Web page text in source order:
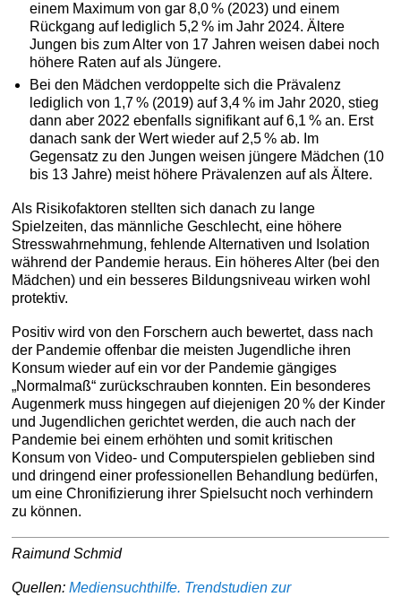
einem Maximum von gar 8,0 % (2023) und einem
Rückgang auf lediglich 5,2 % im Jahr 2024. Ältere
Jungen bis zum Alter von 17 Jahren weisen dabei noch
höhere Raten auf als Jüngere.
Bei den Mädchen verdoppelte sich die Prävalenz
lediglich von 1,7 % (2019) auf 3,4 % im Jahr 2020, stieg
dann aber 2022 ebenfalls signifikant auf 6,1 % an. Erst
danach sank der Wert wieder auf 2,5 % ab. Im
Gegensatz zu den Jungen weisen jüngere Mädchen (10
bis 13 Jahre) meist höhere Prävalenzen auf als Ältere.
Als Risikofaktoren stellten sich danach zu lange
Spielzeiten, das männliche Geschlecht, eine höhere
Stresswahrnehmung, fehlende Alternativen und Isolation
während der Pandemie heraus. Ein höheres Alter (bei den
Mädchen) und ein besseres Bildungsniveau wirken wohl
protektiv.
Positiv wird von den Forschern auch bewertet, dass nach
der Pandemie offenbar die meisten Jugendliche ihren
Konsum wieder auf ein vor der Pandemie gängiges
„Normalmaß“ zurückschrauben konnten. Ein besonderes
Augenmerk muss hingegen auf diejenigen 20 % der Kinder
und Jugendlichen gerichtet werden, die auch nach der
Pandemie bei einem erhöhten und somit kritischen
Konsum von Video- und Computerspielen geblieben sind
und dringend einer professionellen Behandlung bedürfen,
um eine Chronifizierung ihrer Spielsucht noch verhindern
zu können.
Raimund Schmid
Quellen:Mediensuchthilfe. Trendstudien zur